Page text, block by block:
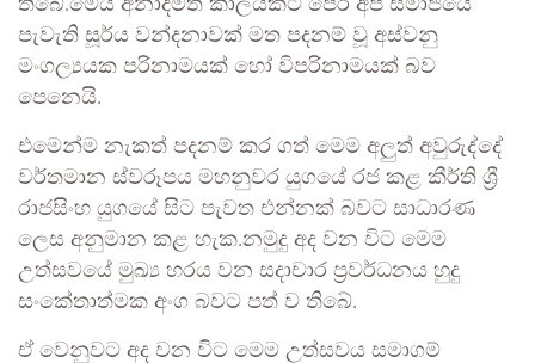
තිබේ.මෙය අනාදිමත් කාලයකට පෙර අප සමාජයේ
පැවැති සූර්ය වන්දනාවක් මත පදනම් වූ අස්වනු
මංගල්‍යයක පරිනාමයක් හෝ විපරිනාමයක් බව
පෙනෙයි.
එමෙන්ම නැකත් පදනම් කර ගත් මෙම අලුත් අවුරුද්දේ
වර්තමාන ස්වරූපය මහනුවර යුගයේ රජ කළ කීර්ති ශ්‍රී
රාජසිංහ යුගයේ සිට පැවත එන්නක් බවට සාධාරණ
ලෙස අනුමාන කළ හැක.නමුදු අද වන විට මෙම
උත්සවයේ මුඛ්‍ය හරය වන සදාචාර ප්‍රවර්ධනය හුදු
සංකේතාත්මක අංග බවට පත් ව තිබේ.
ඒ වෙනුවට අද වන විට මෙම උත්සවය සමාගම්